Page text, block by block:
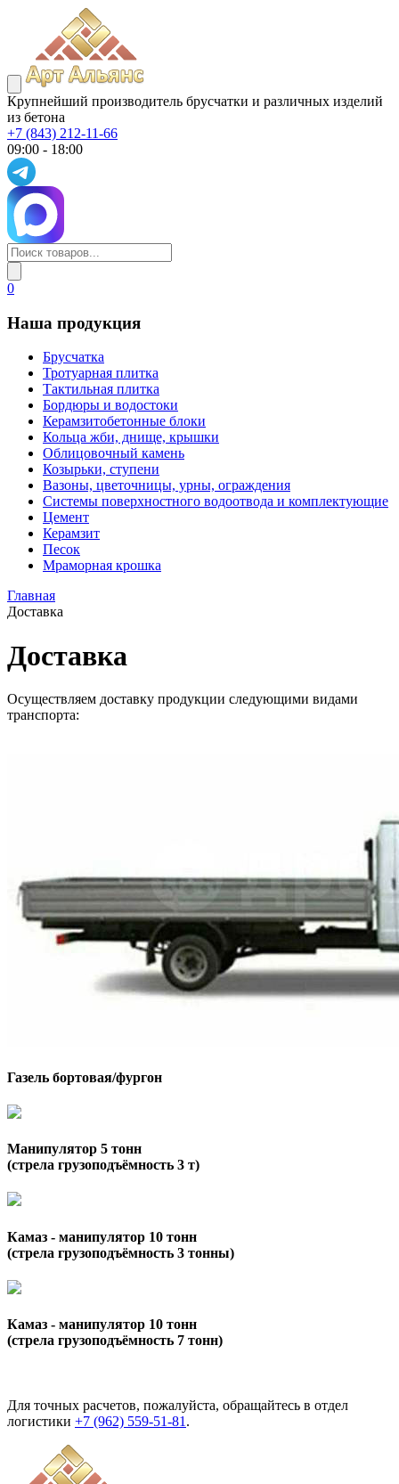
Крупнейший производитель брусчатки и различных изделий
из бетона
+7 (843) 212-11-66
09:00 - 18:00
0
Наша продукция
Брусчатка
Тротуарная плитка
Тактильная плитка
Бордюры и водостоки
Керамзитобетонные блоки
Кольца жби, днище, крышки
Облицовочный камень
Козырьки, ступени
Вазоны, цветочницы, урны, ограждения
Системы поверхностного водоотвода и комплектующие
Цемент
Керамзит
Песок
Мраморная крошка
Главная
Доставка
Доставка
Осуществляем доставку продукции следующими видами
транспорта:
Газель бортовая/фургон
Манипулятор 5 тонн
(стрела грузоподъёмность 3 т)
Камаз - манипулятор 10 тонн
(стрела грузоподъёмность 3 тонны)
Камаз - манипулятор 10 тонн
(стрела грузоподъёмность 7 тонн)
Для точных расчетов, пожалуйста, обращайтесь в отдел
логистики +7 (962) 559-51-81.